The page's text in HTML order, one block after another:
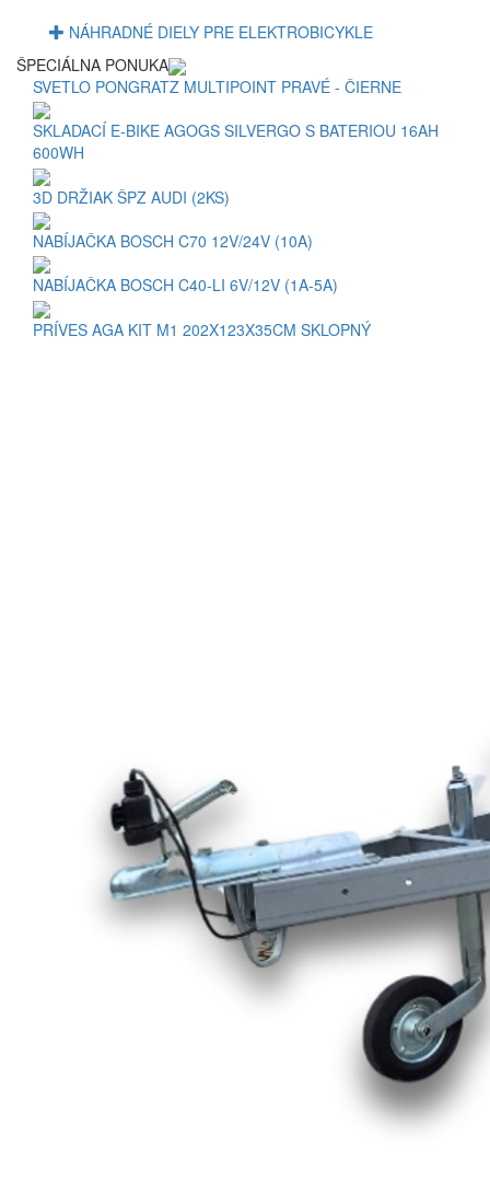
NÁHRADNÉ DIELY PRE ELEKTROBICYKLE
ŠPECIÁLNA PONUKA
SVETLO PONGRATZ MULTIPOINT PRAVÉ - ČIERNE
SKLADACÍ E-BIKE AGOGS SILVERGO S BATERIOU 16AH
600WH
3D DRŽIAK ŠPZ AUDI (2KS)
NABÍJAČKA BOSCH C70 12V/24V (10A)
NABÍJAČKA BOSCH C40-LI 6V/12V (1A-5A)
PRÍVES AGA KIT M1 202X123X35CM SKLOPNÝ